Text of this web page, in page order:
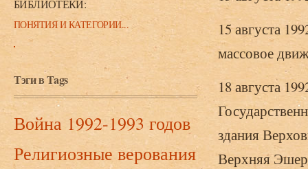
БИБЛИОТЕКИ:
ПОНЯТИЯ И КАТЕГОРИИ...
Тэги в Tags
Война 1992-1993 годов
Религиозные верования
15 августа
массовое
18 августа
здания
Верхняя